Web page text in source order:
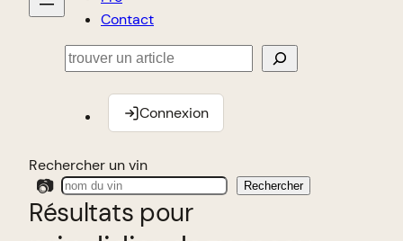
Contact
Rechercher
Connexion
Rechercher un vin
📷 Rechercher
Résultats pour